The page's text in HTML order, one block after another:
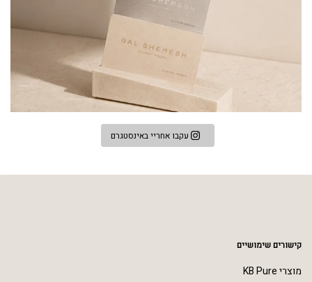
עקבו אחריי באינסטגרם
קישורים שימושיים
מוצרי KB Pure